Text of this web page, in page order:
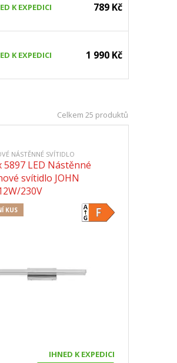
K EXPEDICI 789 Kč
K EXPEDICI 1 990 Kč
Celkem 25 produktů
NÁSTĚNNÉ SVÍTIDLO
5897 LED Nástěnné
svítidlo JOHN
230V
KUS
IHNED K EXPEDICI